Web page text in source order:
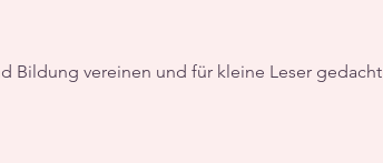
Bildung vereinen und für kleine Leser gedacht